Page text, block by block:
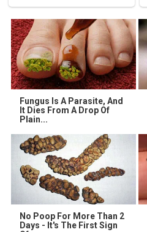
Fungus Is A Parasite, And
It Dies From A Drop Of
Plain...
No Poop For More Than 2
Days - It's The First Sign